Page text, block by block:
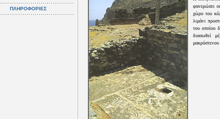
ΠΛΗΡΟΦΟΡΙΕΣ
φανερώσει
χώρο του
λιμάνι
του οποίου
διασωθεί